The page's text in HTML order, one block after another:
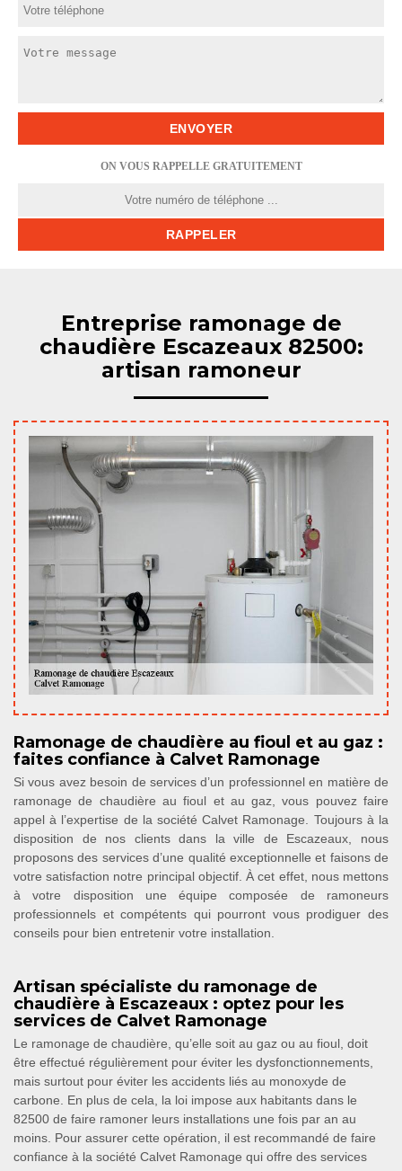
ON VOUS RAPPELLE GRATUITEMENT
Entreprise ramonage de
chaudière Escazeaux 82500:
artisan ramoneur
Ramonage de chaudière au fioul et au gaz :
faites confiance à Calvet Ramonage
Si vous avez besoin de services d’un professionnel en matière de
ramonage de chaudière au fioul et au gaz, vous pouvez faire
appel à l’expertise de la société Calvet Ramonage. Toujours à la
disposition de nos clients dans la ville de Escazeaux, nous
proposons des services d’une qualité exceptionnelle et faisons de
votre satisfaction notre principal objectif. À cet effet, nous mettons
à votre disposition une équipe composée de ramoneurs
professionnels et compétents qui pourront vous prodiguer des
conseils pour bien entretenir votre installation.
Artisan spécialiste du ramonage de
chaudière à Escazeaux : optez pour les
services de Calvet Ramonage
Le ramonage de chaudière, qu’elle soit au gaz ou au fioul, doit
être effectué régulièrement pour éviter les dysfonctionnements,
mais surtout pour éviter les accidents liés au monoxyde de
carbone. En plus de cela, la loi impose aux habitants dans le
82500 de faire ramoner leurs installations une fois par an au
moins. Pour assurer cette opération, il est recommandé de faire
confiance à la société Calvet Ramonage qui offre des services